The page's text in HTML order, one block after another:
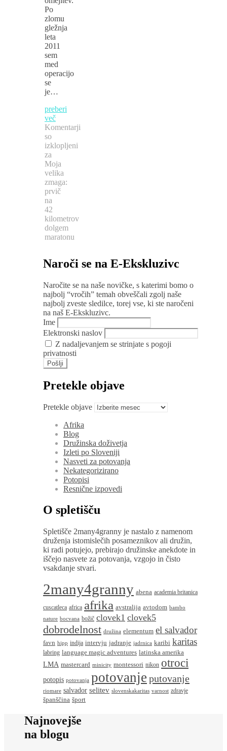
Po
zlomu
gležnja
leta
2011
sem
med
operacijo
se
je…
preberi
več
Komentarji
so
izklopljeni
za
Moja
velika
zmaga:
prvič
na
42
kilometrov
dolgem
maratonu
Naroči se na E-Ekskluzivc
Naročite se na naše novičke, s katerimi bomo o
najbolj “vročih” temah obveščali zgolj naše
najbolj zveste sledilce, torej vse, ki ste naročeni
na naš E-Ekskluzivc.
Ime
Elektronski naslov
Z nadaljevanjem se strinjate s pogoji
privatnosti
Pretekle objave
Pretekle objave
Afrika
Blog
Družinska doživetja
Izleti po Sloveniji
Nasveti za potovanja
Nekategorizirano
Potopisi
Resnične izpovedi
O spletišču
Spletišče 2many4granny je nastalo z namenom
druženja istomislečih posameznikov ali družin,
ki radi potujejo, prebirajo družinske anekdote in
iščejo nasvete za potovanja, vzgojo in čisto
vsakdanje stvari.
2many4granny abena academia britanica
cuscatleca africa afrika avstralija avtodom bambo
nature bocvana božič clovek1 clovek5
dobrodelnost družina elementum el salvador
favn hipp indija intervju jadranje jadrnica karibi karitas
labring language magic adventures latinska amerika
LMA mastercard minicity montessori nikon otroci
potopis potovanja potovanje putovanje
riomare salvador selitev slovenskakaritas varnost zdravje
španščina šport
Najnovejše
na blogu